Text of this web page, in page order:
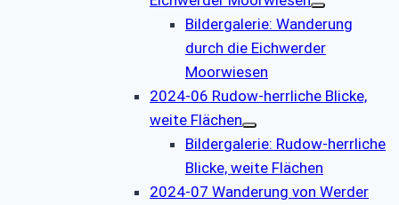
Bildergalerie: Wanderung
durch die Eichwerder
Moorwiesen
2024-06 Rudow-herrliche Blicke,
weite Flächen
Bildergalerie: Rudow-herrliche
Blicke, weite Flächen
2024-07 Wanderung von Werder